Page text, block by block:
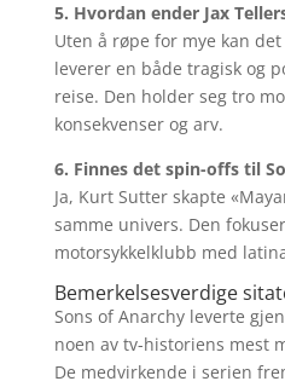
5. Hvordan ender Jax
Uten å røpe for mye kan
leverer en både tragisk og
reise. Den holder seg tro
konsekvenser og arv.
6. Finnes det spin-offs til
Ja, Kurt Sutter skapte
samme univers. Den
motorsykkelklubb med
Bemerkelsesverdige
Sons of Anarchy leverte
noen av tv-historiens mest
De medvirkende i serien